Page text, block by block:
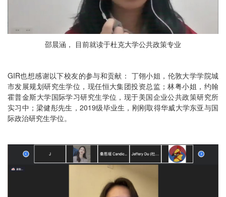
邵晨涵， 目前就读于杜克大学公共政策专业
GIR也想感谢以下校友的参与和贡献： 丁翎小姐，伦敦大学学院城
市发展规划研究生学位，现任恒大集团投资总监；林粤小姐，约翰
霍普金斯大学国际学习研究生学位，现于美国企业公共政策研究所
实习中；梁健彤先生，2019级毕业生，刚刚取得华威大学东亚与国
际政治研究生学位。